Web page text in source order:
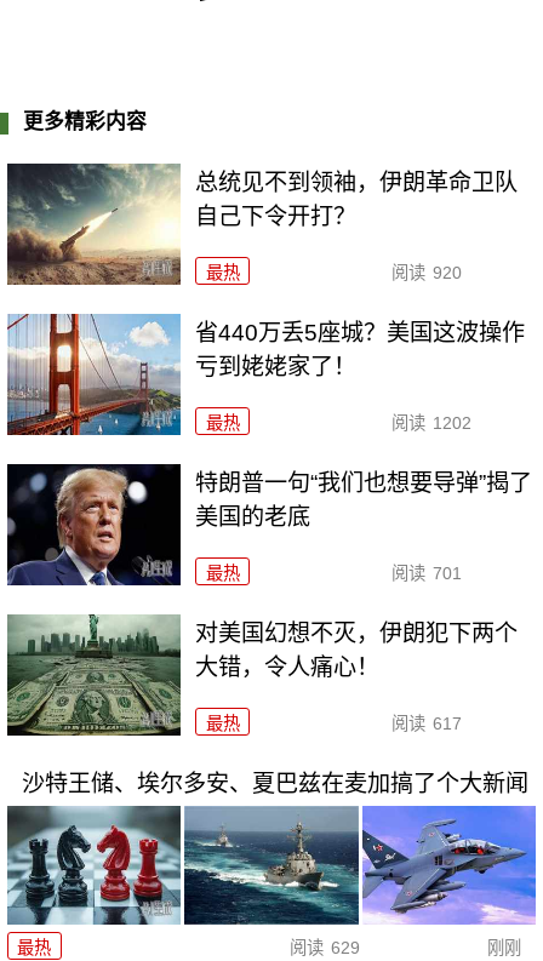
更多精彩内容
总统见不到领袖，伊朗革命卫队
自己下令开打？
最热 阅读 920
省440万丢5座城？美国这波操作
亏到姥姥家了！
最热 阅读 1202
特朗普一句“我们也想要导弹”揭了
美国的老底
最热 阅读 701
对美国幻想不灭，伊朗犯下两个
大错，令人痛心！
最热 阅读 617
沙特王储、埃尔多安、夏巴兹在麦加搞了个大新闻
最热 阅读 629 刚刚